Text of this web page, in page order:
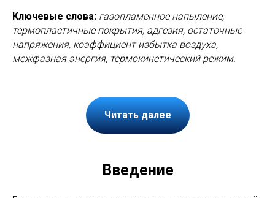
Ключевые слова: газопламенное напыление,
термопластичные покрытия, адгезия, остаточные
напряжения, коэффициент избытка воздуха,
межфазная энергия, термокинетический режим.
Читать далее
Введение